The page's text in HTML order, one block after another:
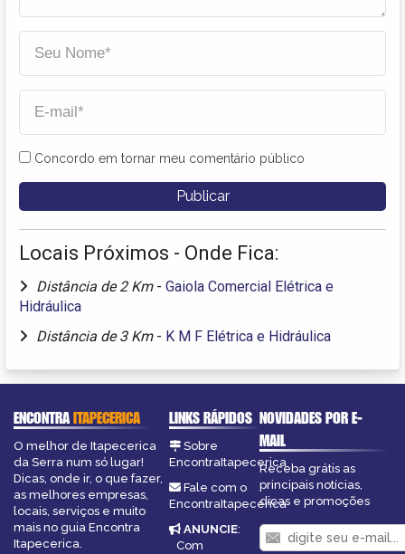
Concordo em tornar meu comentário público
Locais Próximos - Onde Fica:
Distância de 2 Km - Gaiola Comercial Elétrica e
Hidráulica
Distância de 3 Km - K M F Elétrica e Hidráulica
ENCONTRAITAPECERICA
O melhor de Itapecerica
da Serra num só lugar!
Dicas, onde ir, o que fazer,
as melhores empresas,
locais, serviços e muito
mais no guia Encontra
Itapecerica.
LINKS RÁPIDOS
Sobre
EncontraItapecerica
Fale com o
EncontraItapecerica
ANUNCIE:
Com
NOVIDADES POR E-
MAIL
Receba grátis as
principais notícias,
dicas e promoções